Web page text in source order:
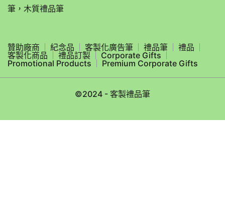
筆，木質禮品筆
贊助廠商 紀念品 客製化廣告筆 禮品筆
禮品
客製化商品
禮品訂製
Corporate Gifts
Promotional Products
Premium Corporate Gifts
©2024 - 客製禮品筆